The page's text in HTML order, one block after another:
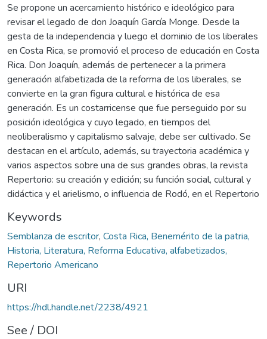
Se propone un acercamiento histórico e ideológico para
revisar el legado de don Joaquín García Monge. Desde la
gesta de la independencia y luego el dominio de los liberales
en Costa Rica, se promovió el proceso de educación en Costa
Rica. Don Joaquín, además de pertenecer a la primera
generación alfabetizada de la reforma de los liberales, se
convierte en la gran figura cultural e histórica de esa
generación. Es un costarricense que fue perseguido por su
posición ideológica y cuyo legado, en tiempos del
neoliberalismo y capitalismo salvaje, debe ser cultivado. Se
destacan en el artículo, además, su trayectoria académica y
varios aspectos sobre una de sus grandes obras, la revista
Repertorio: su creación y edición; su función social, cultural y
didáctica y el arielismo, o influencia de Rodó, en el Repertorio
Keywords
Semblanza de escritor, Costa Rica, Benemérito de la patria,
Historia, Literatura, Reforma Educativa, alfabetizados,
Repertorio Americano
URI
https://hdl.handle.net/2238/4921
See / DOI